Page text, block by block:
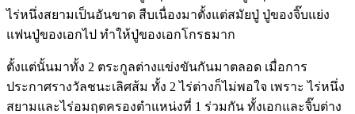
ไร่หนึ่งสยามเป็นอันขาด สืบเนื่องมาตั้งแต่สมัยปู่ ปู่ของจิ๊บแย่ง
แฟนปู่ของเอกไป ทำให้ปู่ของเอกโกรธมาก
ตั้งแต่นั้นมาทั้ง 2 ตระกูลต่างแข่งขันกันมาตลอด เมื่อการ
ประกาศรางวัลชนะเลิศส้ม ทั้ง 2 ไร่ต่างก็ไม่พอใจ เพราะ ไร่หนึ่ง
สยามและไร่อมฤตครองตำแหน่งที่ 1 ร่วมกัน ทั้งเอกและจิ๊บต่าง